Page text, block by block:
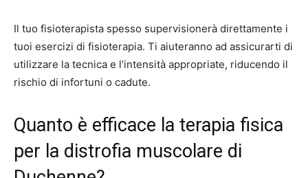
Il tuo fisioterapista spesso supervisionerà direttamente i
tuoi esercizi di fisioterapia. Ti aiuteranno ad assicurarti di
utilizzare la tecnica e l’intensità appropriate, riducendo il
rischio di infortuni o cadute.
Quanto è efficace la terapia fisica
per la distrofia muscolare di